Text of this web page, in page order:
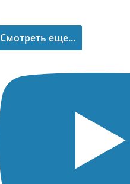
Смотреть еще...